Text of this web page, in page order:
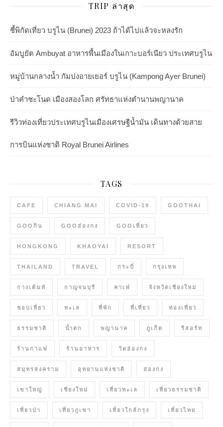
TRIP ล่าสุด
ชี้พิกัดเที่ยว บรูไน (Brunei) 2023 ถ้าได้ไปแล้วจะหลงรัก
อัมบูยัต Ambuyat อาหารพื้นเมืองในเกาะบอร์เนียว ประเทศบรูไน
หมู่บ้านกลางน้ำ กัมปงอายเยอร์ บรูไน (Kampong Ayer Brunei)
ป่าคำชะโนด เมืองสองโลก ศรัทธาแห่งตำนานพญานาค
รีวิวท่องเที่ยวประเทศบรูไนเมืองเศรษฐีน้ำมัน เดินทางด้วยสาย
การบินแห่งชาติ Royal Brunei Airlines
TAGS
CAFE CHIANG MAI COVID-19 GOOTHAI
GOOกิน GOOฮ่องกง GOOเที่ยว
HONGKONG KHAOYAI RESORT
THAILAND TRAVEL กระบี่ กรุงเทพ
กางเต้นท์ กาญจนบุรี คาเฟ่ จังหวัดเชียงใหม่
ชอบเที่ยว ทะเล ที่พัก ที่เที่ยว ท่องเที่ยว
ธรรมชาติ น้ำตก พญานาค ภูเก็ต รีสอร์ท
ร้านกาแฟ ร้านอาหาร วัดฮ่องกง
สมุทรสงคราม อุทยานแห่งชาติ ฮ่องกง
เขาใหญ่ เชียงใหม่ เที่ยวทะเล เที่ยวธรรมชาติ
เที่ยวป่า เที่ยวภูเขา เที่ยวใกล้กรุง เที่ยวไทย